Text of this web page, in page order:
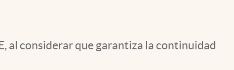
al considerar que garantiza la continuidad